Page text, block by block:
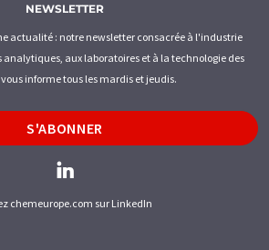
NEWSLETTER
actualité : notre newsletter consacrée à l'industrie
aux laboratoires et à la technologie des
vous informe tous les mardis et jeudis.
S'ABONNER
chemeurope.com sur LinkedIn